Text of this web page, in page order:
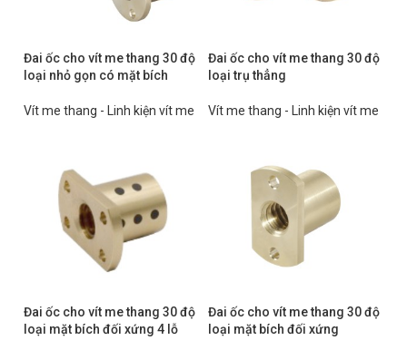
Đai ốc cho vít me thang 30 độ
loại nhỏ gọn có mặt bích
Vít me thang - Linh kiện vít me
Đai ốc cho vít me thang 30 độ
loại trụ thẳng
Vít me thang - Linh kiện vít me
Đai ốc cho vít me thang 30 độ
loại mặt bích đối xứng 4 lỗ
Đai ốc cho vít me thang 30 độ
loại mặt bích đối xứng